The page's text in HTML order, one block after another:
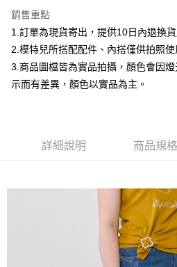
聯邦商業銀行
元大商業銀行
永
台新國際商業銀行
台灣樂天信用卡公司
悠遊付
Google Pay
大哥付你分期
2.付款方式選擇「大哥付你分期」，訂單成
流程，驗證手機門號後，選擇欲分期的期
4.訂單成立30分鐘內，如未前往確認交易
消。如遇「轉專審核」未通過狀況，表示
1.分期款項不併入電信帳單，「大哥付你
2.透過簡訊連結打開帳單後，可選擇「超商
相關說明
１．簡單：不需註冊會員、不需綁卡、不需
２．便利：只要手機號碼，簡訊認證，即可
３．安心：先確認商品／服務後，再付款。
【「AFTEE先享後付」結帳流程】
１．於結帳方式選擇「AFTEE先享後付」
每筆NT$120，滿NT$2,000(含以上)
銷售重點
1.訂單為現貨寄出，提供10日內退換貨
2.模特兒所搭配配件、內搭僅供拍照使
3.商品圖檔皆為實品拍攝，顏色會因
示而有差異，顏色以實品為主。
詳細說明 商品規格